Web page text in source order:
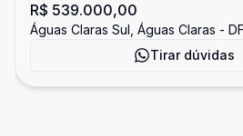
Apartamento de 2 Quartos
Varanda Gourmet | Águas
R$ 539.000,00
Águas Claras Sul, Águas Claras - DF
Tirar dúvidas